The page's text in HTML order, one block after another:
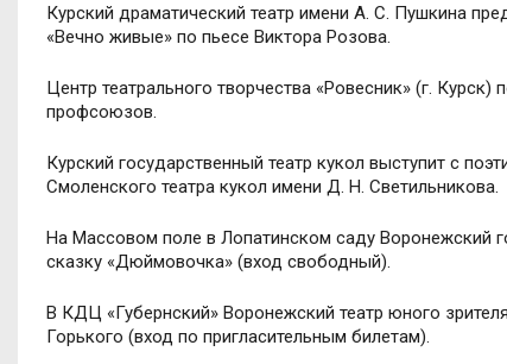
Курский драматический театр имени А. С. Пушкина
«Вечно живые» по пьесе Виктора Розова.
Центр театрального творчества «Ровесник» (г.
профсоюзов.
Курский государственный театр кукол выступит с
Смоленского театра кукол имени Д. Н. Светильникова.
На Массовом поле в Лопатинском саду Воронежский
сказку «Дюймовочка» (вход свободный).
В КДЦ «Губернский» Воронежский театр юного
Горького (вход по пригласительным билетам).